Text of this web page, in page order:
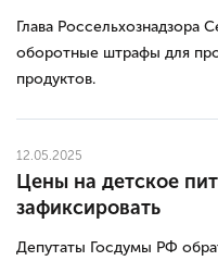
Глава Россельхознадзора
оборотные штрафы для
продуктов.
12.05.2025
Цены на детское
зафиксировать
Депутаты Госдумы РФ